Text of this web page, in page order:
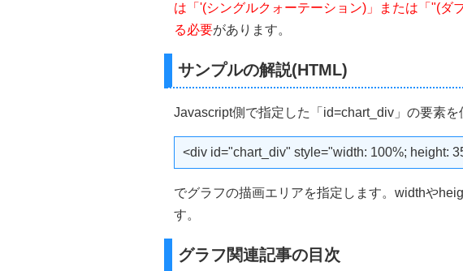
var chart = new
  */
// グラフの描画
}
</script>
</head>
<body>
<div id="chart_div" style="width: 100%; height:
</body>
</html>
は「'(シングルクォーテーション)」または「"(ダ
る必要があります。
サンプルの解説(HTML)
Javascript側で指定した「id=chart_div」の要素を
<div id="chart_div" style="width: 100%; height:
でグラフの描画エリアを指定します。widthや
す。
グラフ関連記事の目次